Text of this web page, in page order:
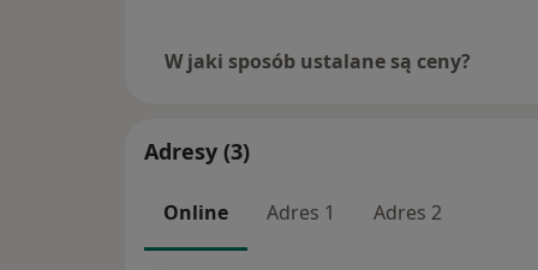
W jaki sposób ustalane są ceny?
Adresy (3)
Online Adres 1 Adres 2